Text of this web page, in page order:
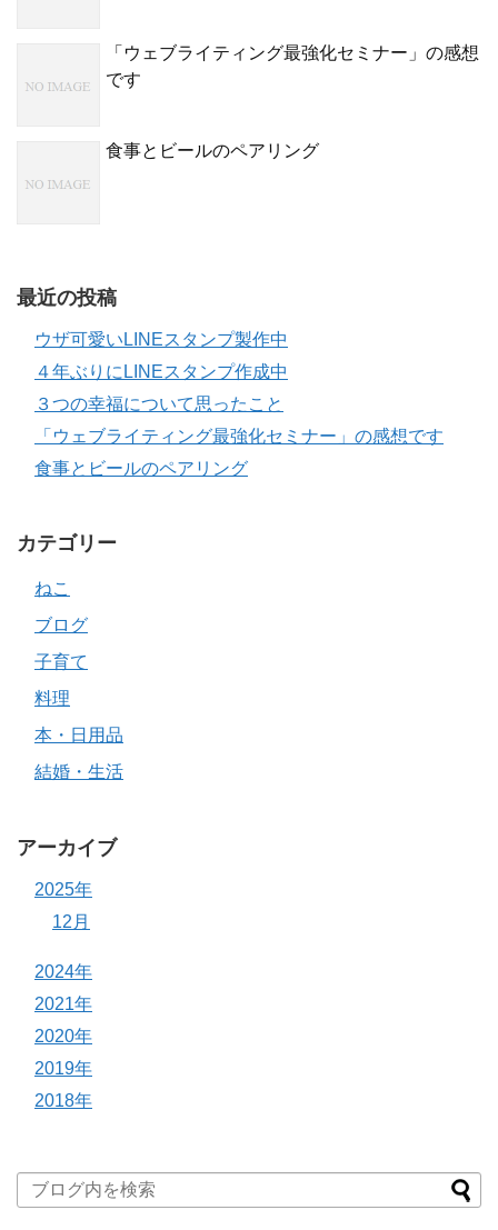
「ウェブライティング最強化セミナー」の感想
です
食事とビールのペアリング
最近の投稿
ウザ可愛いLINEスタンプ製作中
４年ぶりにLINEスタンプ作成中
３つの幸福について思ったこと
「ウェブライティング最強化セミナー」の感想です
食事とビールのペアリング
カテゴリー
ねこ
ブログ
子育て
料理
本・日用品
結婚・生活
アーカイブ
2025年
12月
2024年
2021年
2020年
2019年
2018年